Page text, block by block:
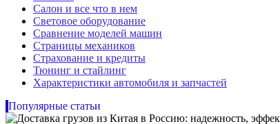
Салон и все что в нем
Световое оборудование
Сравнение моделей машин
Страницы механиков
Страхование и кредиты
Тюнинг и стайлинг
Характеристики автомобиля и запчастей
Популярные статьи